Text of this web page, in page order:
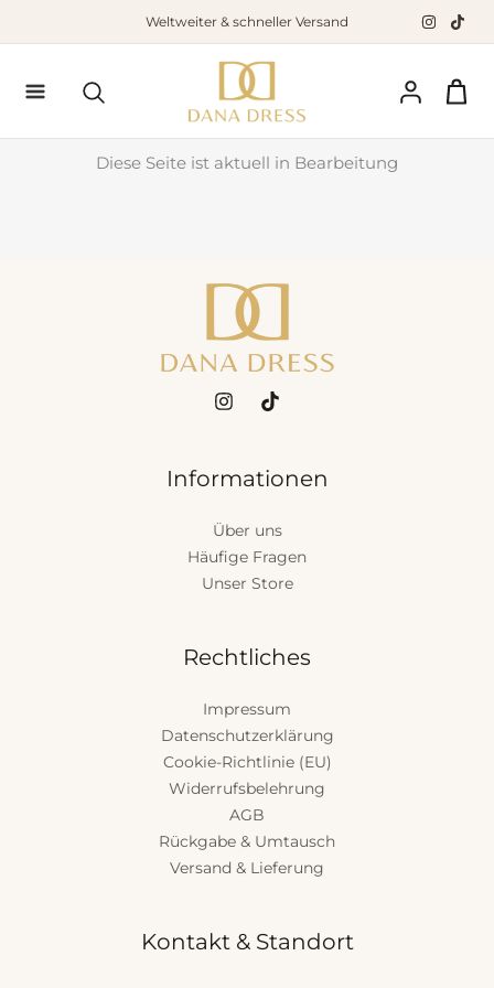
Weltweiter & schneller Versand
Suchen
Diese Seite ist aktuell in Bearbeitung
Informationen
Über uns
Häufige Fragen
Unser Store
Rechtliches
Impressum
Datenschutzerklärung
Cookie-Richtlinie (EU)
Widerrufsbelehrung
AGB
Rückgabe & Umtausch
Versand & Lieferung
Kontakt & Standort